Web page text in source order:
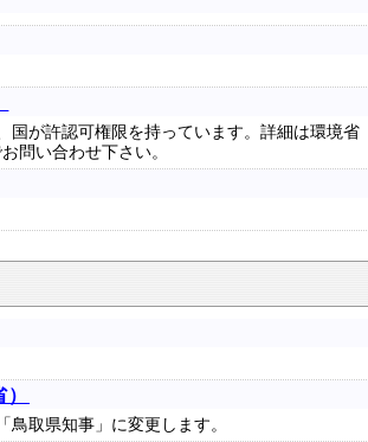
国が許認可権限を持っています。詳細は環境省
問い合わせ下さい。
取県知事」に変更します。